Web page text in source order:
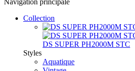
Navigation principale
Collection
DS SUPER PH2000M STC
Styles
Aquatique